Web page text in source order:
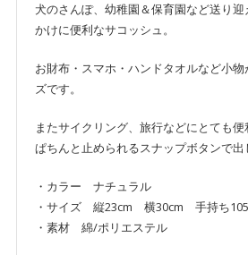
犬のさんぽ、幼稚園＆保育園など送り
かけに便利なサコッシュ。
お財布・スマホ・ハンドタオルなど小
ズです。
またサイクリング、旅行などにとても便
ぱちんと止められるスナップボタンで出
・カラー ナチュラル
・サイズ 縦23cm 横30cm 手持ち
・素材 綿/ポリエステル